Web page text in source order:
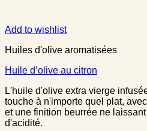
Add to wishlist
Huiles d'olive aromatisées
Huile d’olive au citron
L'huile d'olive extra vierge
touche à n'importe quel plat,
et une finition beurrée ne
d'acidité.